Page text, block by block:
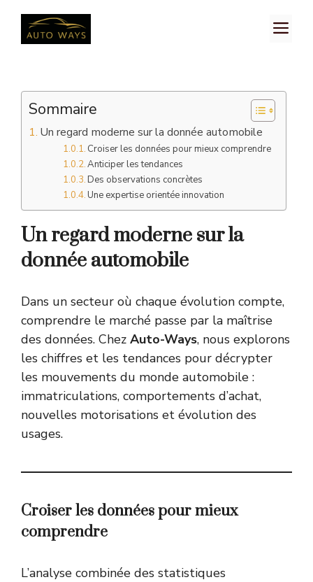
contenu
Sommaire
Un regard moderne sur la donnée automobile
Croiser les données pour mieux comprendre
Anticiper les tendances
Des observations concrètes
Une expertise orientée innovation
Un regard moderne sur la
donnée automobile
Dans un secteur où chaque évolution compte,
comprendre le marché passe par la maîtrise
des données. Chez Auto-Ways, nous explorons
les chiffres et les tendances pour décrypter
les mouvements du monde automobile :
immatriculations, comportements d’achat,
nouvelles motorisations et évolution des
usages.
Croiser les données pour mieux
comprendre
L’analyse combinée des statistiques